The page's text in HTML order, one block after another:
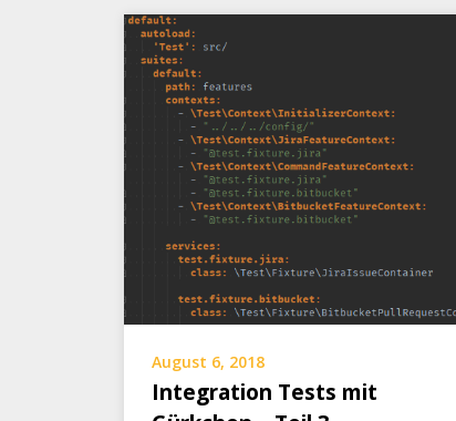
August 6, 2018
Integration Tests mit